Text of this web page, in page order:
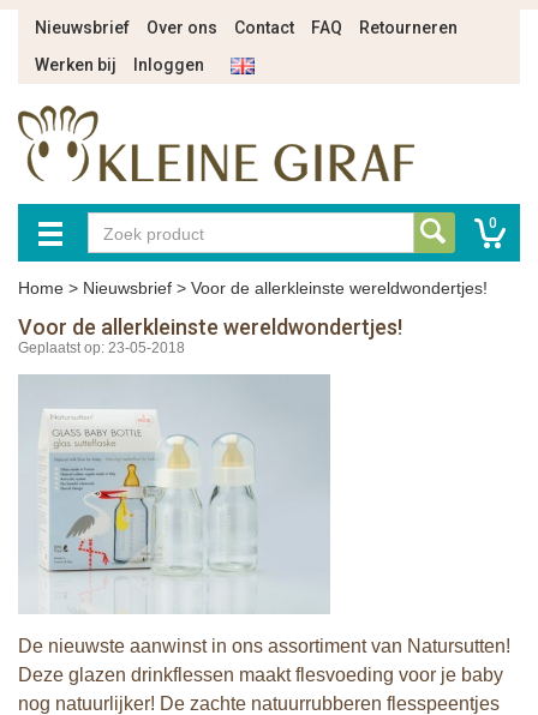
Nieuwsbrief Over ons Contact FAQ
Retourneren
Werken bij
Inloggen
0
Home > Nieuwsbrief > Voor de allerkleinste wereldwondertjes!
Voor de allerkleinste wereldwondertjes!
Geplaatst op: 23-05-2018
De nieuwste aanwinst in ons assortiment van Natursutten!
Deze glazen drinkflessen maakt flesvoeding voor je baby
nog natuurlijker! De zachte natuurrubberen flesspeentjes